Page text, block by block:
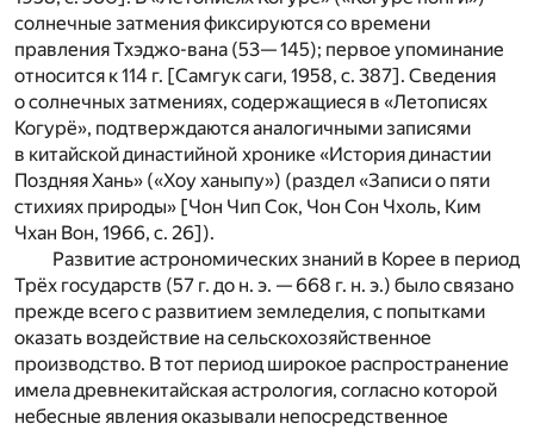
солнеч­ные затмения фиксируются со времени
правления Тхэджо-вана (53— 145); первое упоминание
относится к 114 г. [Самгук саги, 1958, с. 387]. Сведения
о солнечных затмениях, содержащиеся в «Летописях
Когурё», подтверждаются аналогичными за­писями
в китайской династийной хронике «История династии
Поздняя Хань» («Хоу ханыпу») (раздел «Записи о пяти
стихиях природы» [Чон Чип Сок, Чон Сон Чхоль, Ким
Чхан Вон, 1966, с. 26]).
Развитие астрономических знаний в Корее в период
Трёх государств (57 г. до н. э. — 668 г. н. э.) было связано
прежде всего с развитием земледелия, с попытками
оказать воздействие на сельскохозяйственное
производство. В тот период широкое распространение
имела древнекитай­ская астрология, согласно которой
небесные явления оказывали непо­средственное